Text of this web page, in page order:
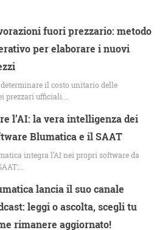
fuori prezzario: metodo
per elaborare i nuovi
il costo unitario delle
prezzari ufficiali.…
l’AI: la vera intelligenza dei
Blumatica e il SAAT
integra l’AI nei propri software da
lancia il suo canale
leggi o ascolta, scegli tu
rimanere aggiornato!